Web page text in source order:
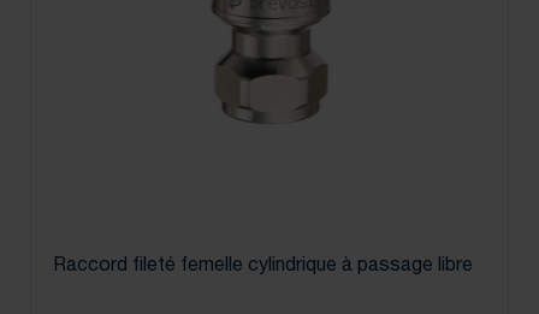
Raccord fileté femelle cylindrique à passage libre